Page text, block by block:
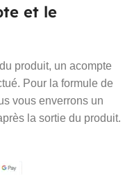
et le
produit, un acompte
Pour la formule de
vous enverrons un
la sortie du produit.